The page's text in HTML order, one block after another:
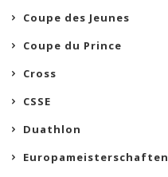
Coupe des Jeunes
Coupe du Prince
Cross
CSSE
Duathlon
Europameisterschaften